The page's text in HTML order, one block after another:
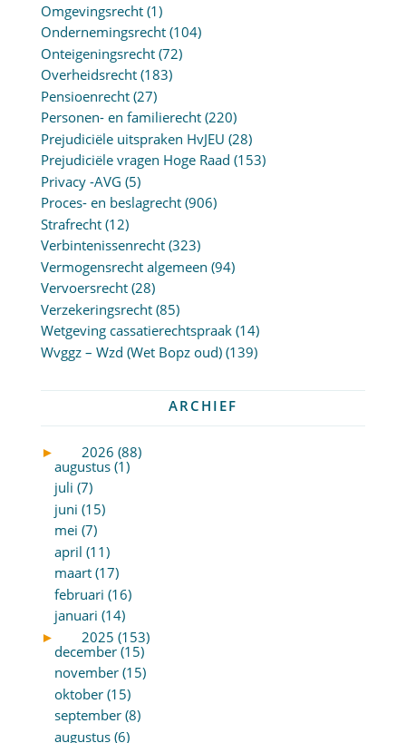
Omgevingsrecht(1)
Ondernemingsrecht(104)
Onteigeningsrecht(72)
Overheidsrecht(183)
Pensioenrecht(27)
Personen- en familierecht(220)
Prejudiciële uitspraken HvJEU (28)
Prejudiciële vragen Hoge Raad (153)
Privacy -AVG (5)
Proces- en beslagrecht(906)
Strafrecht(12)
Verbintenissenrecht(323)
Vermogensrecht algemeen (94)
Vervoersrecht(28)
Verzekeringsrecht(85)
Wetgeving cassatierechtspraak(14)
Wvggz – Wzd (Wet Bopz oud)(139)
ARCHIEF
►
2026 (88)
augustus (1)
juli (7)
juni (15)
mei (7)
april (11)
maart (17)
februari (16)
januari (14)
►
2025 (153)
december (15)
november (15)
oktober (15)
september (8)
augustus (6)